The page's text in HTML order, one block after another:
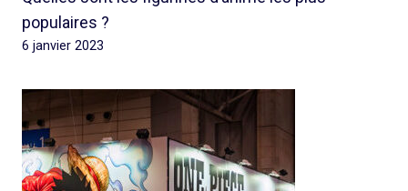
populaires ?
6 janvier 2023